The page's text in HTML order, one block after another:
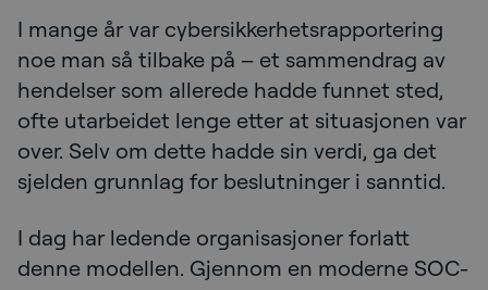
I mange år var cybersikkerhetsrapportering
noe man så tilbake på – et sammendrag av
hendelser som allerede hadde funnet sted,
ofte utarbeidet lenge etter at situasjonen var
over. Selv om dette hadde sin verdi, ga det
sjelden grunnlag for beslutninger i sanntid.
I dag har ledende organisasjoner forlatt
denne modellen. Gjennom en moderne SOC-